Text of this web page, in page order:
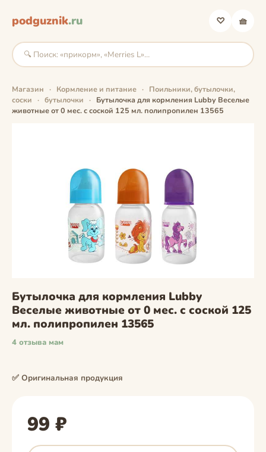
podguznik.ru ♡ 🧺
Магазин · Кормление и питание · Поильники, бутылочки,
соски · бутылочки · Бутылочка для кормления Lubby Веселые
животные от 0 мес. с соской 125 мл. полипропилен 13565
фото скоро
Бутылочка для кормления Lubby
Веселые животные от 0 мес. с соской 125
мл. полипропилен 13565
4 отзыва мам
✅ Оригинальная продукция
99 ₽